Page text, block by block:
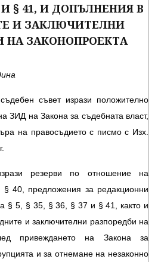
И § 41, И ДОПЪЛНЕНИЯ В
И ЗАКЛЮЧИТЕЛНИ
НА ЗАКОНОПРОЕКТА
съвет изрази положително
ЗИД на Закона за съдебната власт,
на правосъдието с писмо с Изх.
резерви по отношение на
40, предложения за редакционни
§ 5, § 35, § 36, § 37 и § 41, както и
и заключителни разпоредби на
привеждането на Закона за
и за отнемане на незаконно